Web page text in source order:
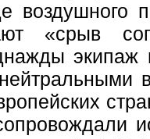
«срыв
экипаж